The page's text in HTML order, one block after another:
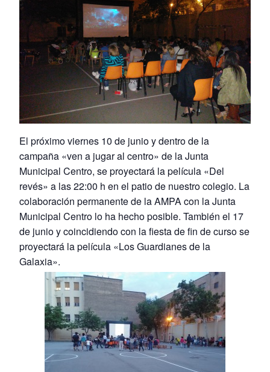
El próximo viernes 10 de junio y dentro de la
campaña «ven a jugar al centro» de la Junta
Municipal Centro, se proyectará la película «Del
revés» a las 22:00 h en el patio de nuestro colegio. La
colaboración permanente de la AMPA con la Junta
Municipal Centro lo ha hecho posible. También el 17
de junio y coincidiendo con la fiesta de fin de curso se
proyectará la película «Los Guardianes de la
Galaxia».